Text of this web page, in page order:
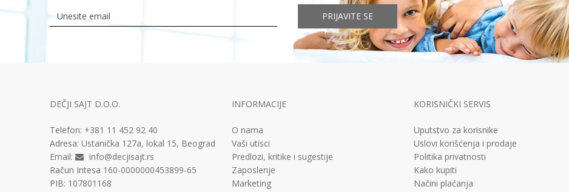
PRIJAVITE SE
DEČJI SAJT D.O.O.
Telefon: +381 11 452 92 40
Adresa: Ustanička 127a, lokal 15, Beograd
Email:
info@decjisajt.rs
Račun Intesa 160-0000000453899-65
PIB: 107801168
INFORMACIJE
O nama
Vaši utisci
Predlozi, kritike i sugestije
Zaposlenje
Marketing
KORISNIČKI SERVIS
Uputstvo za korisnike
Uslovi korišćenja i prodaje
Politika privatnosti
Kako kupiti
Načini plaćanja